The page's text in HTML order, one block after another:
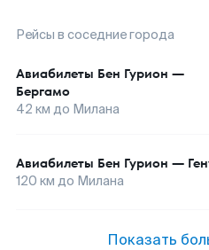
Рейсы в соседние города
Авиабилеты Бен Гурион —
Бергамо
42 км до Милана
Авиабилеты Бен Гурион —
120 км до Милана
Показать